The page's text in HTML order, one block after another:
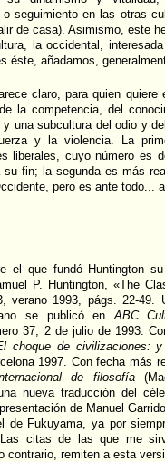
o seguimiento en las otras
de casa). Asimismo, este
la occidental,
éste, añadamos,
claro, para quien quiere
la competencia, del
una subcultura del odio y
y la violencia. La
liberales, cuyo número es
su fin; la segunda es más
pero es ante todo...
el que fundó Huntington
P. Huntington, «The
verano 1993, págs. 22-49.
se publicó en ABC
37, 2 de julio de 1993.
choque de civilizaciones:
1997. Con fecha más
de filosofía
nueva traducción del
de Manuel
de Fukuyama, ya por
citas de las que me
contrario, remiten a esta